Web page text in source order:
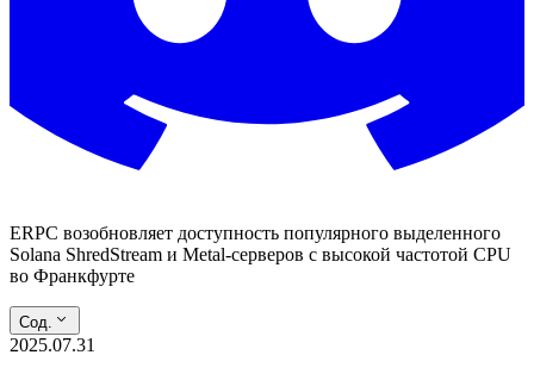
ERPC возобновляет доступность популярного выделенного
Solana ShredStream и Metal-серверов с высокой частотой CPU
во Франкфурте
Сод.
2025.07.31